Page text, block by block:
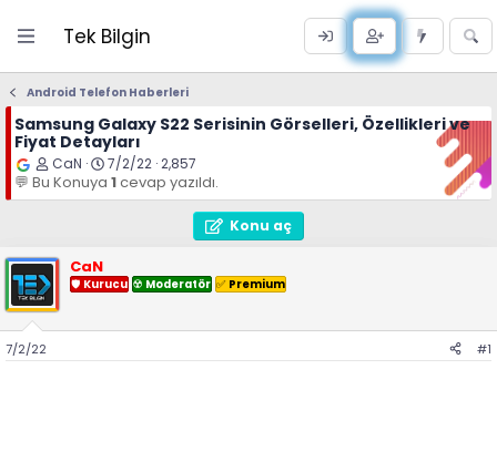
Tek Bilgin
Android Telefon Haberleri
Samsung Galaxy S22 Serisinin Görselleri, Özellikleri ve
Fiyat Detayları
K
o
n
B
a
l
a
t
n
CaN
B
a
ç
r
h
7/2/22 2,857
💬 Bu Konuya 1cevap yazıldı.
Konu aç
CaN
🛡 Kurucu ☢️ Moderatör ✅️ Premium
7/2/22 #1